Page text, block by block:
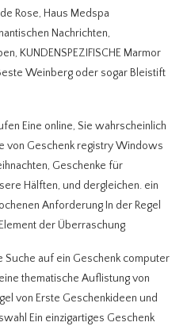
Rose, Haus Medspa
Nachrichten,
KUNDENSPEZIFISCHE Marmor
Weinberg oder sogar Bleistift
Eine online, Sie wahrscheinlich
von Geschenk registry Windows
Geschenke für
Hälften, und dergleichen. ein
Anforderung In der Regel
der Überraschung
Suche auf ein Geschenk computer
thematische Auflistung von
von Erste Geschenkideen und
Ein einzigartiges Geschenk